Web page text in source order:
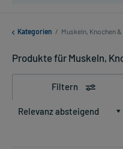
Kategorien / Muskeln, Knochen &
Produkte für Muskeln,
Filtern
Relevanz absteigend